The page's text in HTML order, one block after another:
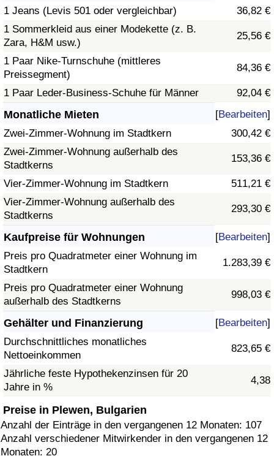
1 Jeans (Levis 501 oder vergleichbar)
36,82 €
1 Sommerkleid aus einer Modekette (z. B.
Zara, H&M usw.)
25,56 €
1 Paar Nike-Turnschuhe (mittleres
Preissegment)
84,36 €
1 Paar Leder-Business-Schuhe für Männer 92,04 €
Monatliche Mieten [Bearbeiten]
Zwei-Zimmer-Wohnung im Stadtkern
300,42 €
Zwei-Zimmer-Wohnung außerhalb des
Stadtkerns
153,36 €
Vier-Zimmer-Wohnung im Stadtkern
511,21 €
Vier-Zimmer-Wohnung außerhalb des
Stadtkerns
293,30 €
Kaufpreise für Wohnungen [Bearbeiten]
Preis pro Quadratmeter einer Wohnung im
Stadtkern
1.283,39 €
Preis pro Quadratmeter einer Wohnung
außerhalb des Stadtkerns
998,03 €
Gehälter und Finanzierung [Bearbeiten]
Durchschnittliches monatliches
Nettoeinkommen
823,65 €
Jährliche feste Hypothekenzinsen für 20
Jahre in %
4,38
Preise in Plewen, Bulgarien
Anzahl der Einträge in den vergangenen 12 Monaten: 107
Anzahl verschiedener Mitwirkender in den vergangenen 12
Monaten: 20